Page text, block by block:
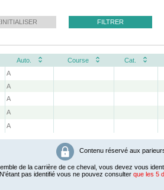
FILTRER
Auto. Course Cat.
A
A
A
A
A
Contenu réservé aux
de la carrière de ce cheval, vous devez vous
N'étant pas identifié vous ne pouvez consulter que les 5